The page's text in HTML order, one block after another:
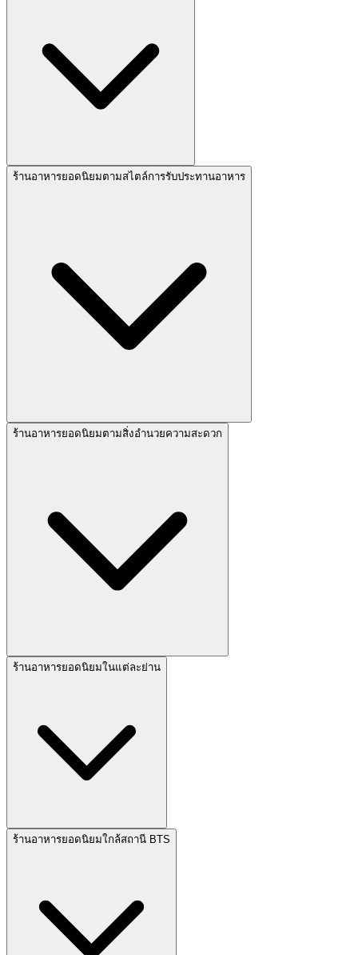
ร้านอาหารยอดนิยมตามสไตล์การรับประทานอาหาร
ร้านอาหารยอดนิยมตามสิ่งอำนวยความสะดวก
ร้านอาหารยอดนิยมในแต่ละย่าน
ร้านอาหารยอดนิยมใกล้สถานี BTS